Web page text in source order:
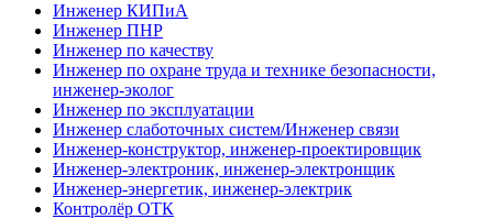
Инженер КИПиА
Инженер ПНР
Инженер по качеству
Инженер по охране труда и технике безопасности,
инженер-эколог
Инженер по эксплуатации
Инженер слаботочных систем/Инженер связи
Инженер-конструктор, инженер-проектировщик
Инженер-электроник, инженер-электронщик
Инженер-энергетик, инженер-электрик
Контролёр ОТК